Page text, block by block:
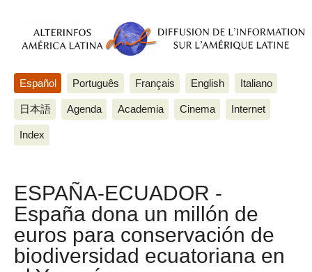
Español Português Français English Italiano
日本語 Agenda Academia Cinema Internet
Index
ESPAÑA-ECUADOR -
España dona un millón de
euros para conservación de
biodiversidad ecuatoriana en